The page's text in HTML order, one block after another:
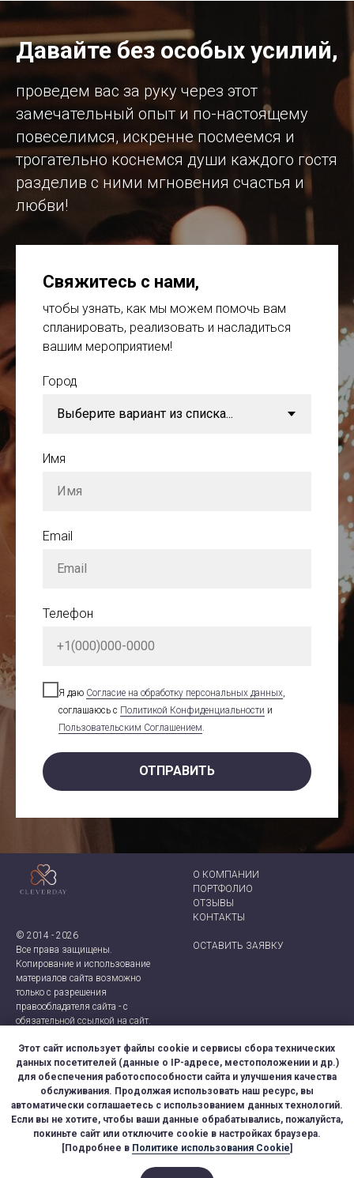
Этот сайт использует файлы cookie и сервисы сбора технических
данных посетителей (данные о IP-адресе, местоположении и др.)
для обеспечения работоспособности сайта и улучшения качества
обслуживания. Продолжая использовать наш ресурс, вы
автоматически соглашаетесь с использованием данных технологий.
Если вы не хотите, чтобы ваши данные обрабатывались, пожалуйста,
покиньте сайт или отключите cookie в настройках браузера.
[Подробнее в Политике использования Cookie]
Давайте без особых усилий,
проведем вас за руку через этот
замечательный опыт и по-настоящему
повеселимся, искренне посмеемся и
трогательно коснемся души каждого гостя
разделив с ними мгновения счастья и
любви!
Свяжитесь с нами,
чтобы узнать, как мы можем помочь вам
спланировать, реализовать и насладиться
вашим мероприятием!
Город
Имя
Email
Телефон
Я даю Cогласие на обработку персональных данных
соглашаюсь с Политикой Конфиденциальности и
Пользовательским Соглашением
ОТПРАВИТЬ
© 2014 - 2026
Все права защищены.
Копирование и использование
материалов сайта возможно
только с разрешения
правообладателя сайта - с
обязательной ссылкой на сайт.
О КОМПАНИИ
ПОРТФОЛИО
ОТЗЫВЫ
КОНТАКТЫ
ОСТАВИТЬ ЗАЯВКУ
КОРПОРАТИВЫ
ТИМБИЛДИНГИ
ДЕЛОВЫЕ МЕРОПРИЯТИЯ
ДНИ РОЖДЕНИЯ
ДЕТСКИЕ ПРАЗДНИКИ
АГЕНТСТВО CLEVERDAY
+7 (921) 924-66-28
CLEVER-EVENT@MAIL.RU
МОСКВА, САНКТ-ПЕТЕРБУРГ
ПРАВОВАЯ ИНФОРМАЦИЯ